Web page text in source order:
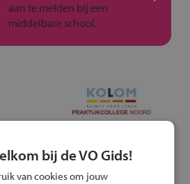
aan te melden bij een
middelbare school.
bij de VO Gids!
van cookies om jouw